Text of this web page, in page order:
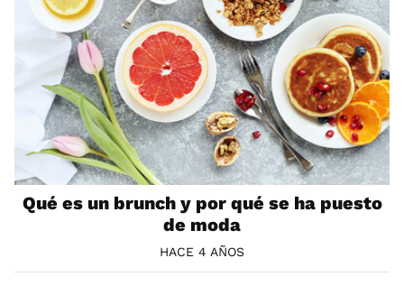
Qué es un brunch y por qué se ha puesto
de moda
HACE 4 AÑOS